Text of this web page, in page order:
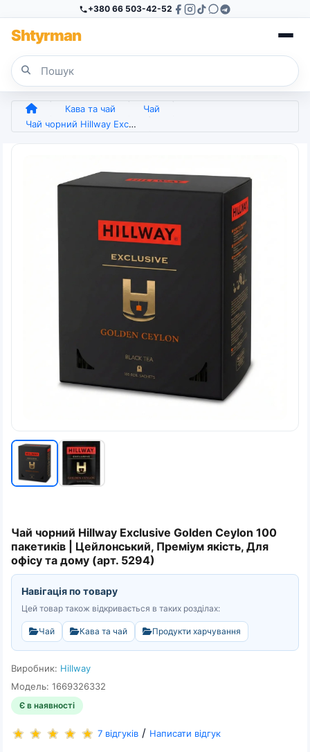
+380 66 503-42-52
Shtyrman
Кава та чай
Чай
Чай чорний Hillway Exclusive Golden Ceylon 100 пакетиків | Цейлонський, Преміум якість, Для офісу та дому (арт. 5294)
Чай чорний Hillway Exclusive Golden Ceylon 100
пакетиків | Цейлонський, Преміум якість, Для
офісу та дому (арт. 5294)
Навігація по товару
Цей товар також відкривається в таких розділах:
Чай Кава та чай Продукти харчування
Виробник: Hillway
Модель: 1669326332
Є в наявності
7 відгуків / Написати відгук